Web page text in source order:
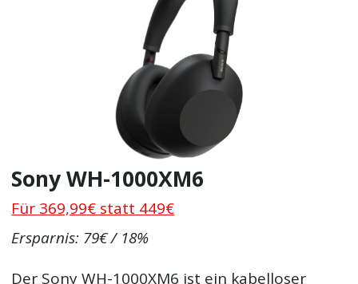
Sony WH-1000XM6
Für 369,99€ statt 449€
Ersparnis: 79€ / 18%
Der Sony WH-1000XM6 ist ein kabelloser